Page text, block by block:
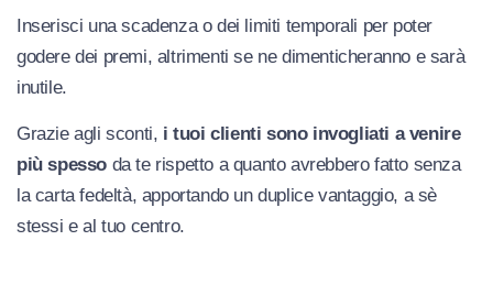
Inserisci una scadenza o dei limiti temporali per poter
godere dei premi, altrimenti se ne dimenticheranno e sarà
inutile.
Grazie agli sconti, i tuoi clienti sono invogliati a venire
più spesso da te rispetto a quanto avrebbero fatto senza
la carta fedeltà, apportando un duplice vantaggio, a sè
stessi e al tuo centro.